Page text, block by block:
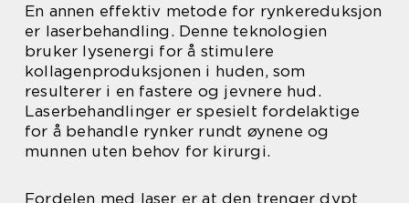
En annen effektiv metode for rynkereduksjon
er laserbehandling. Denne teknologien
bruker lysenergi for å stimulere
kollagenproduksjonen i huden, som
resulterer i en fastere og jevnere hud.
Laserbehandlinger er spesielt fordelaktige
for å behandle rynker rundt øynene og
munnen uten behov for kirurgi.
Fordelen med laser er at den trenger dypt